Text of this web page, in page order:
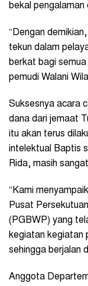
bekal pengalaman
“Dengan
tekun dalam
berkat bagi
pemudi Walani
Suksesnya acara
dana dari jemaat
itu akan terus
intelektual Baptis
Rida, masih
“Kami
Pusat
(PGBWP) yang
kegiatan kegiatan
sehingga berjalan
Anggota